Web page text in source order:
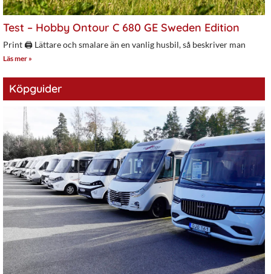
Test – Hobby Ontour C 680 GE Sweden Edition
Print 🖨 Lättare och smalare än en vanlig husbil, så beskriver man
Läs mer »
Köpguider